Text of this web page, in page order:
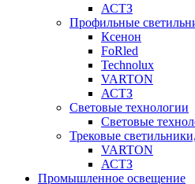
АСТЗ
Профильные
Ксенон
FoRled
Technolux
VARTON
АСТЗ
Световые технологии
Световые
Трековые
VARTON
АСТЗ
Промышленное освещение